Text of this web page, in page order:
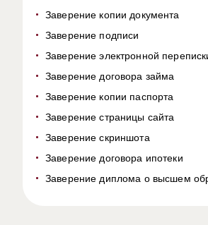
Заверение копии документа
Заверение подписи
Заверение электронной
Заверение договора займа
Заверение копии паспорта
Заверение страницы сайта
Заверение скриншота
Заверение договора ипотеки
Заверение диплома о высшем